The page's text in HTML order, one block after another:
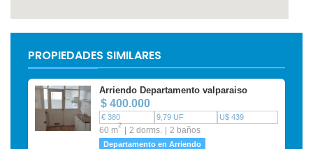
PROPIEDADES SIMILARES
Arriendo Departamento valparaiso
$ 400.000
€ 380 9,79 UF U$ 439
60 m2 2 dorms. 2 baños
Departamento en Arriendo